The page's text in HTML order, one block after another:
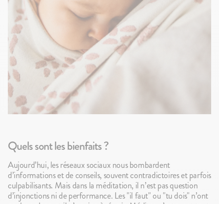
Quels sont les bienfaits ?
Aujourd’hui, les réseaux sociaux nous bombardent
d’informations et de conseils, souvent contradictoires et parfois
culpabilisants. Mais dans la méditation, il n’est pas question
d’injonctions ni de performance. Les "il faut" ou "tu dois" n’ont